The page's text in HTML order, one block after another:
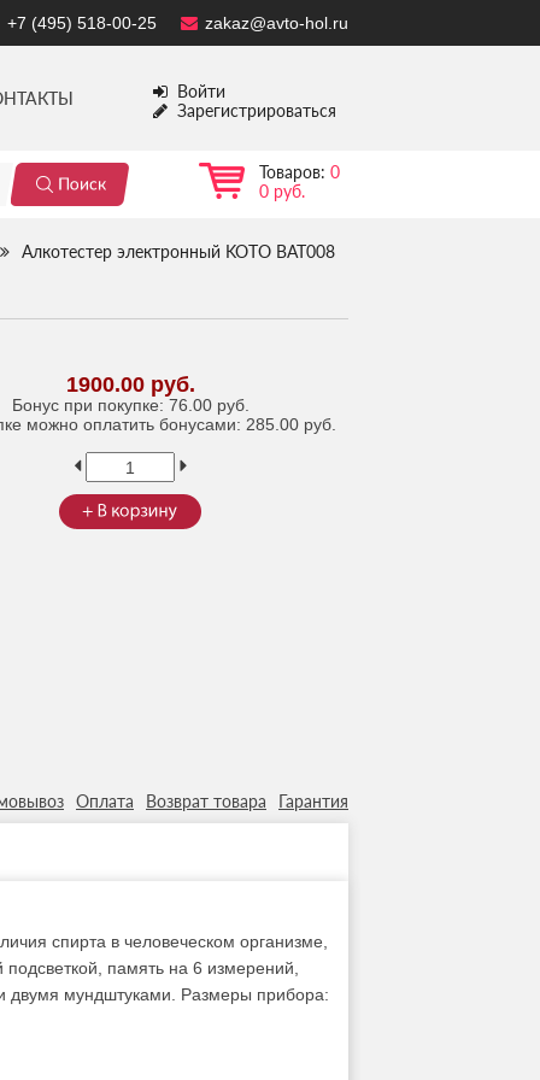
zakaz@avto-hol.ru
+7 (495) 518-00-25
Войти
Зарегистрироваться
Товаров: 0
0 руб.
Алкотестер электронный KOTO BAT008
1900.00 руб.
Бонус при покупке: 76.00 руб.
можно оплатить бонусами: 285.00 руб.
Оплата Возврат товара Гарантия
спирта в человеческом организме,
память на 6 измерений,
двумя мундштуками. Размеры прибора: